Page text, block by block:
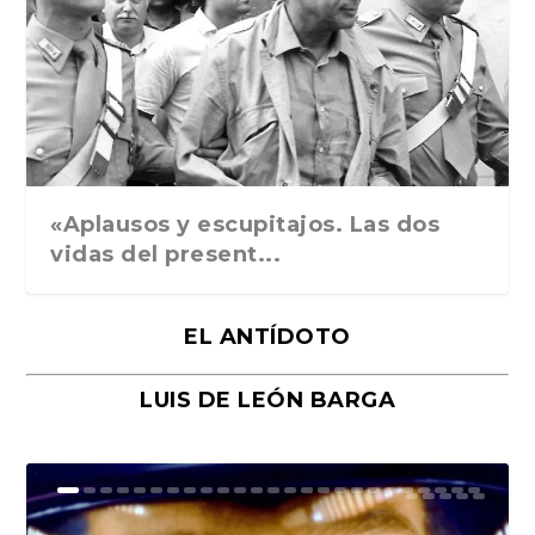
«Aplausos y escupitajos. Las dos
vidas del present...
EL ANTÍDOTO
LUIS DE LEÓN BARGA